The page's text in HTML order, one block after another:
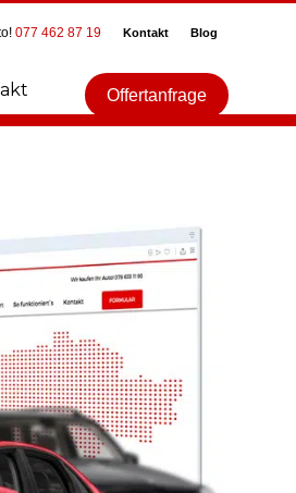
077 462 87 19 Kontakt Blog
Offertanfrage